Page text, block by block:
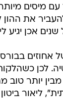
מיסים
את ההון
אכן יגיע
לכן כשהלקוח
יותר טוב
ליאור